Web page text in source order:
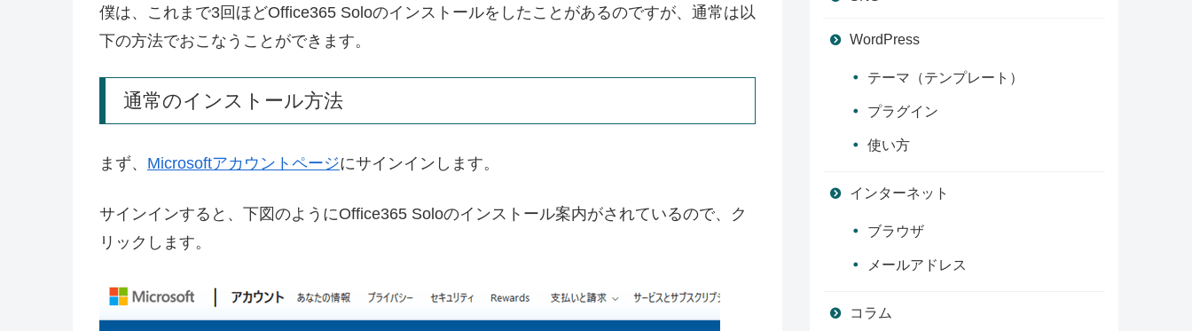
僕は、これまで3回ほどOffice365 Soloのインストールをしたことがあるのですが、通常は以
下の方法でおこなうことができます。
通常のインストール方法
まず、 Microsoftアカウントページにサインインします。
サインインすると、下図のようにOffice365 Soloのインストール案内がされているので、ク
リックします。
WordPress
テーマ（テンプレート）
プラグイン
使い方
インターネット
ブラウザ
メールアドレス
コラム